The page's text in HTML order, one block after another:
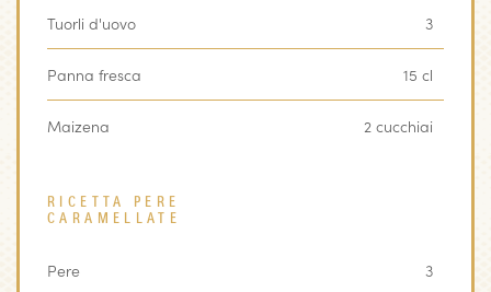
Tuorli d'uovo 3
Panna fresca 15 cl
Maizena 2 cucchiai
RICETTA PERE
CARAMELLATE
Pere 3